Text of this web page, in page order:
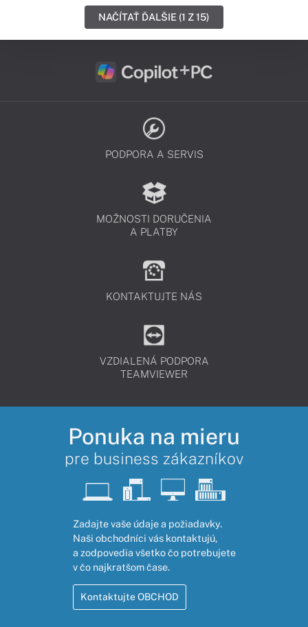
NAČÍTAŤ ĎALŠIE (1 Z 15)
PODPORA A SERVIS
MOŽNOSTI DORUČENIA
A PLATBY
KONTAKTUJTE NÁS
VZDIALENÁ PODPORA
TEAMVIEWER
Ponuka na mieru
pre business zákazníkov
Zadajte vaše údaje a požiadavky.
Naši obchodníci vás kontaktujú,
a zodpovedia všetko čo potrebujete
v čo najkratšom čase.
Kontaktujte OBCHOD